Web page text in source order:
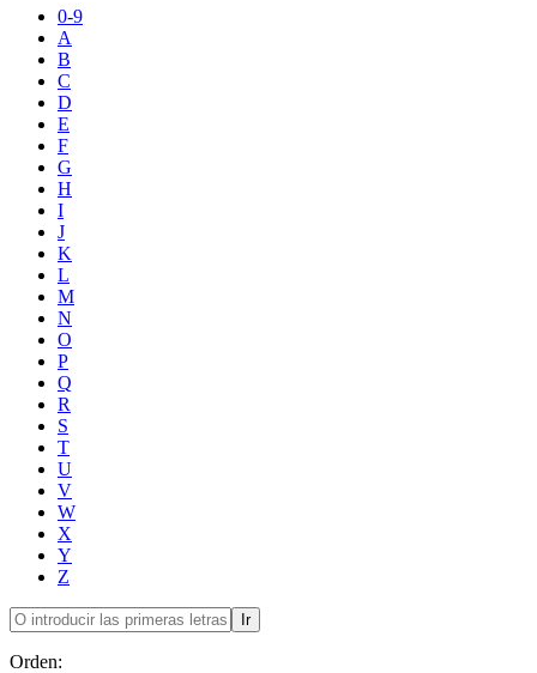
0-9
A
B
C
D
E
F
G
H
I
J
K
L
M
N
O
P
Q
R
S
T
U
V
W
X
Y
Z
Ir
Orden: